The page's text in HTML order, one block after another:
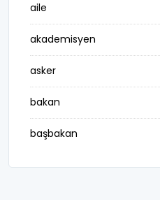
aile
akademisyen
asker
bakan
başbakan
belediye başkanı